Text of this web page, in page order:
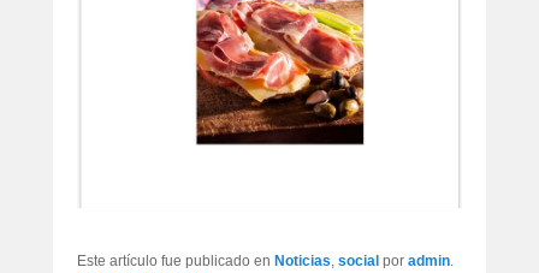
Este artículo fue publicado en Noticias, social por admin.